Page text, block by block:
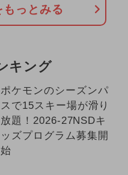
っとみる
キング
ポケモンのシーズンパ
スで15スキー場が滑り
放題！2026-27NSDキ
ッズプログラム募集開
始